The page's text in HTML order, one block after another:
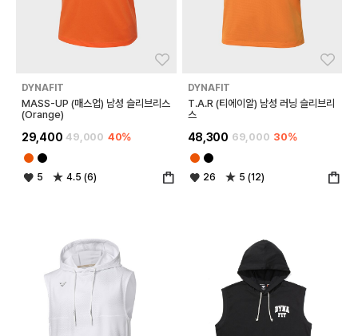
DYNAFIT
MASS-UP (매스업) 남성 슬리브리스
(Orange)
29,400 49,000 40%
5 4.5 (6)
DYNAFIT
T.A.R (티에이알) 남성 러닝 슬리브리
스
48,300 69,000 30%
26 5 (12)